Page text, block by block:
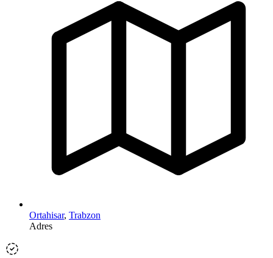
Ortahisar, Trabzon
Adres